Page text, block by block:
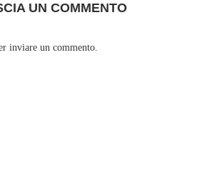
UN COMMENTO
inviare un commento.